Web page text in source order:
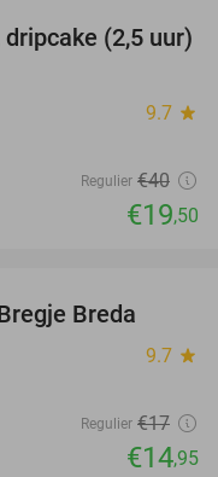
51%
(2,5 uur)
9.7 star
Regulier €40
€19,50
Breda
9.7 star
Regulier €17
€14,95